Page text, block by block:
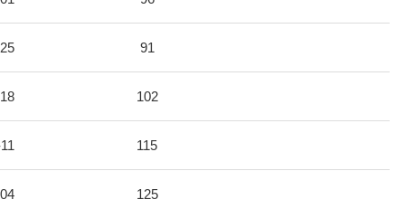
91
102
115
125